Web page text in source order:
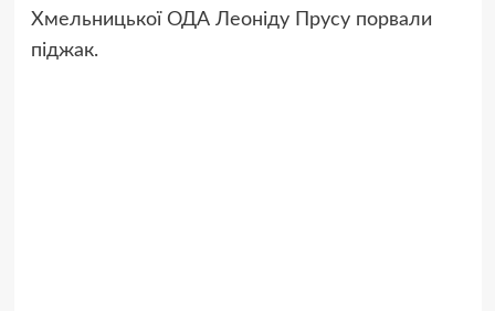
Хмельницької ОДА Леоніду Прусу порвали
піджак.